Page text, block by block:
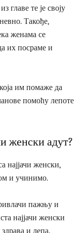
главе те је своју
Такође,
женама се
их посраме и
им помаже да
помоћу лепоте
женски адут?
најјачи женски,
и учинимо.
пажњу и
најјачи женски
и лепа.